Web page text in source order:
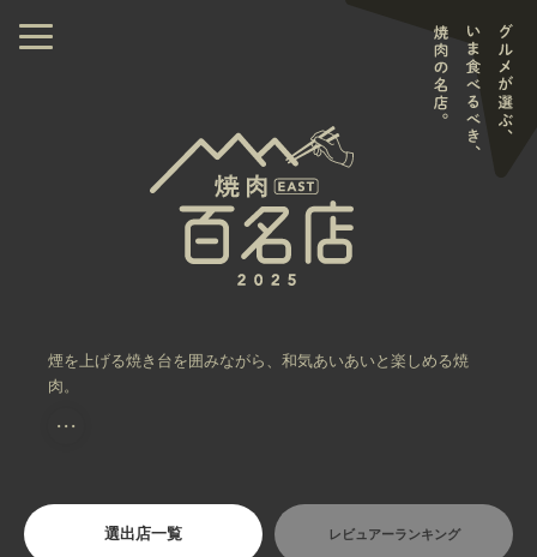
煙を上げる焼き台を囲みながら、和気あいあいと楽しめる焼
肉。
・・・
選出店一覧 レビュアーランキング